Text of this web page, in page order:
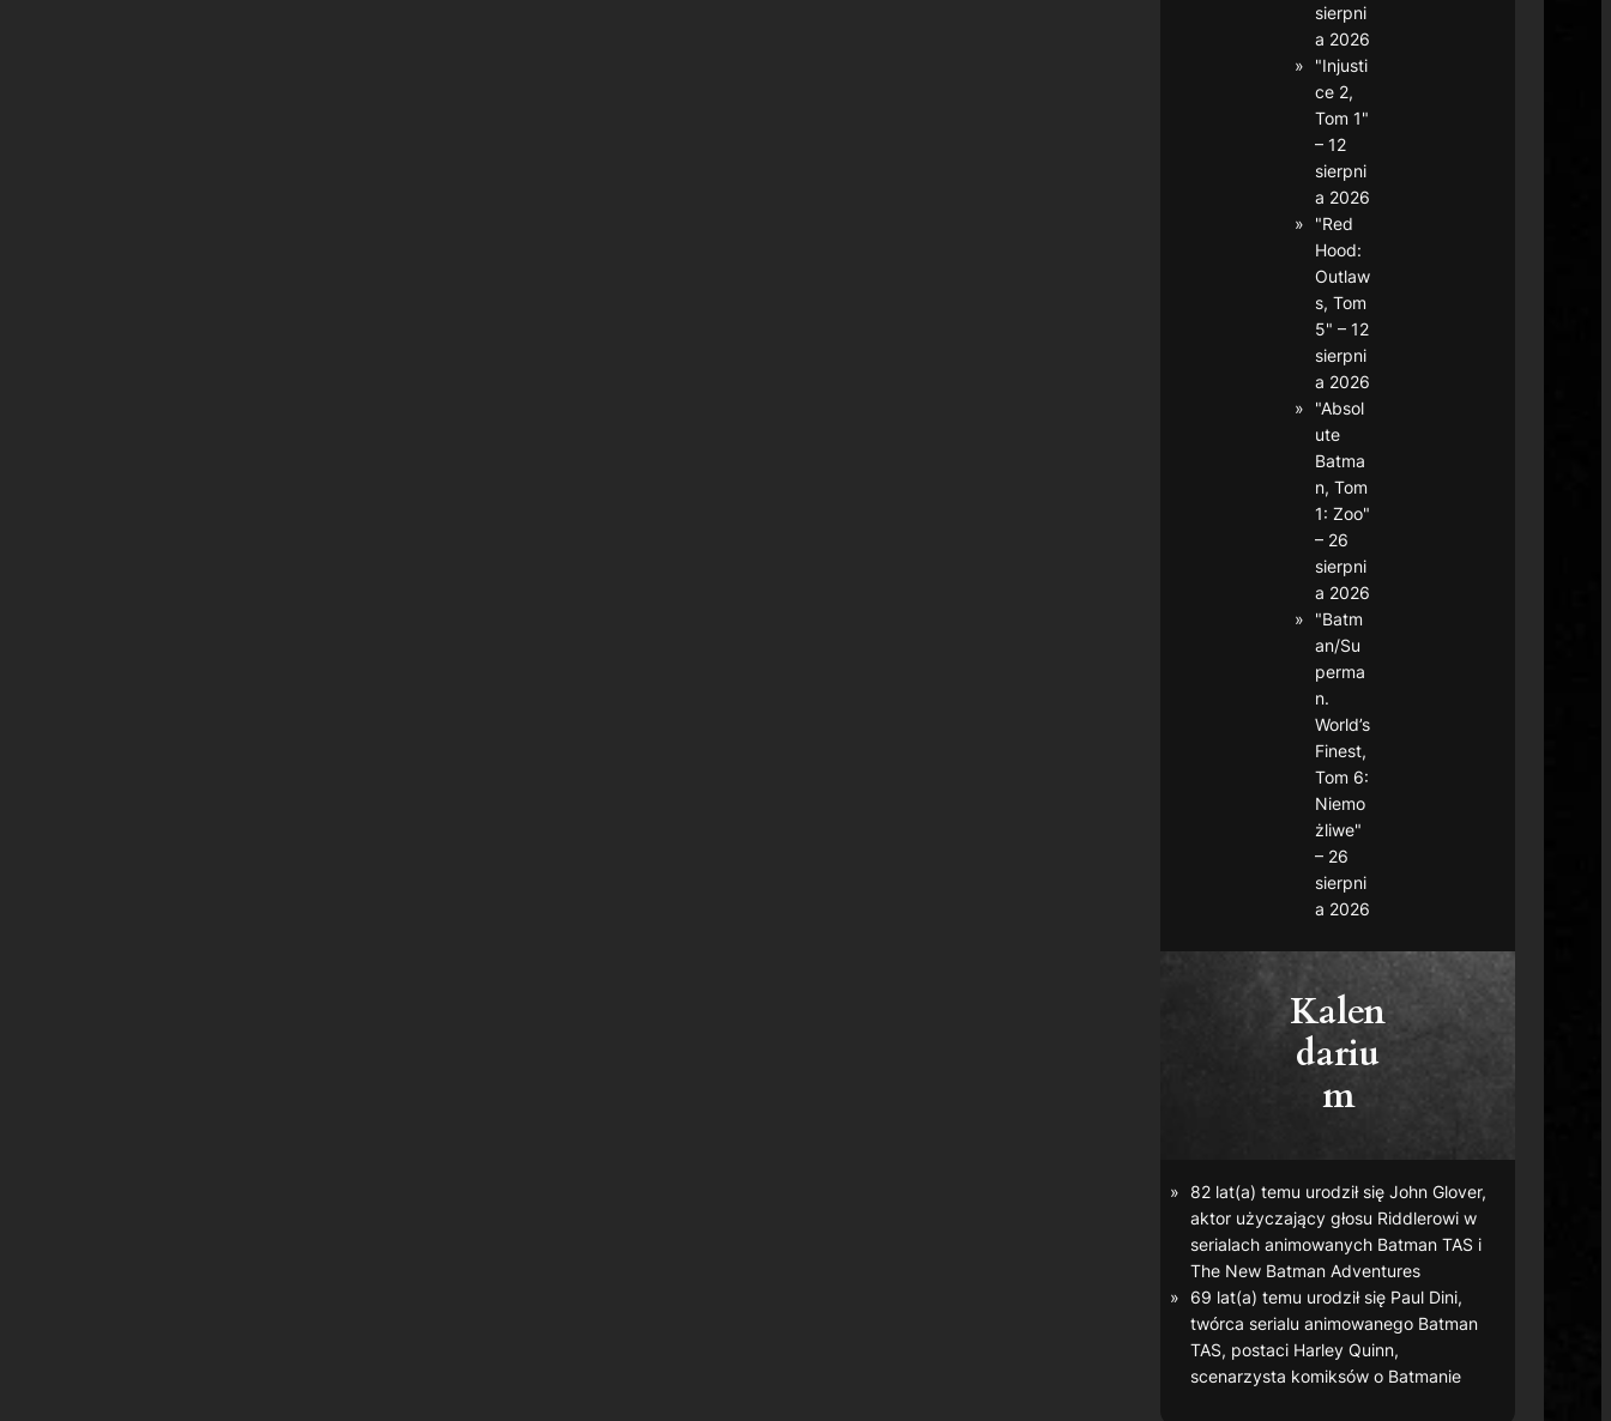
sierpni
a 2026
"Injusti
ce 2,
Tom 1"
– 12
sierpni
a 2026
"Red
Hood:
Outlaw
s, Tom
5" – 12
sierpni
a 2026
"Absol
ute
Batma
n, Tom
1: Zoo"
– 26
sierpni
a 2026
"Batm
an/Su
perma
n.
World’s
Finest,
Tom 6:
Niemo
żliwe"
– 26
sierpni
a 2026
Kalen
dariu
m
82 lat(a) temu urodził się John Glover,
aktor użyczający głosu Riddlerowi w
serialach animowanych Batman TAS i
The New Batman Adventures
69 lat(a) temu urodził się Paul Dini,
twórca serialu animowanego Batman
TAS, postaci Harley Quinn,
scenarzysta komiksów o Batmanie